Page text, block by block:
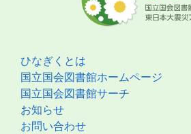
ひなぎくとは
国立国会図書館ホームページ
国立国会図書館サーチ
お知らせ
お問い合わせ